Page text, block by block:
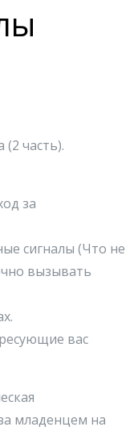
часть).
за
сигналы (Что не
вызывать
вас
младенцем на